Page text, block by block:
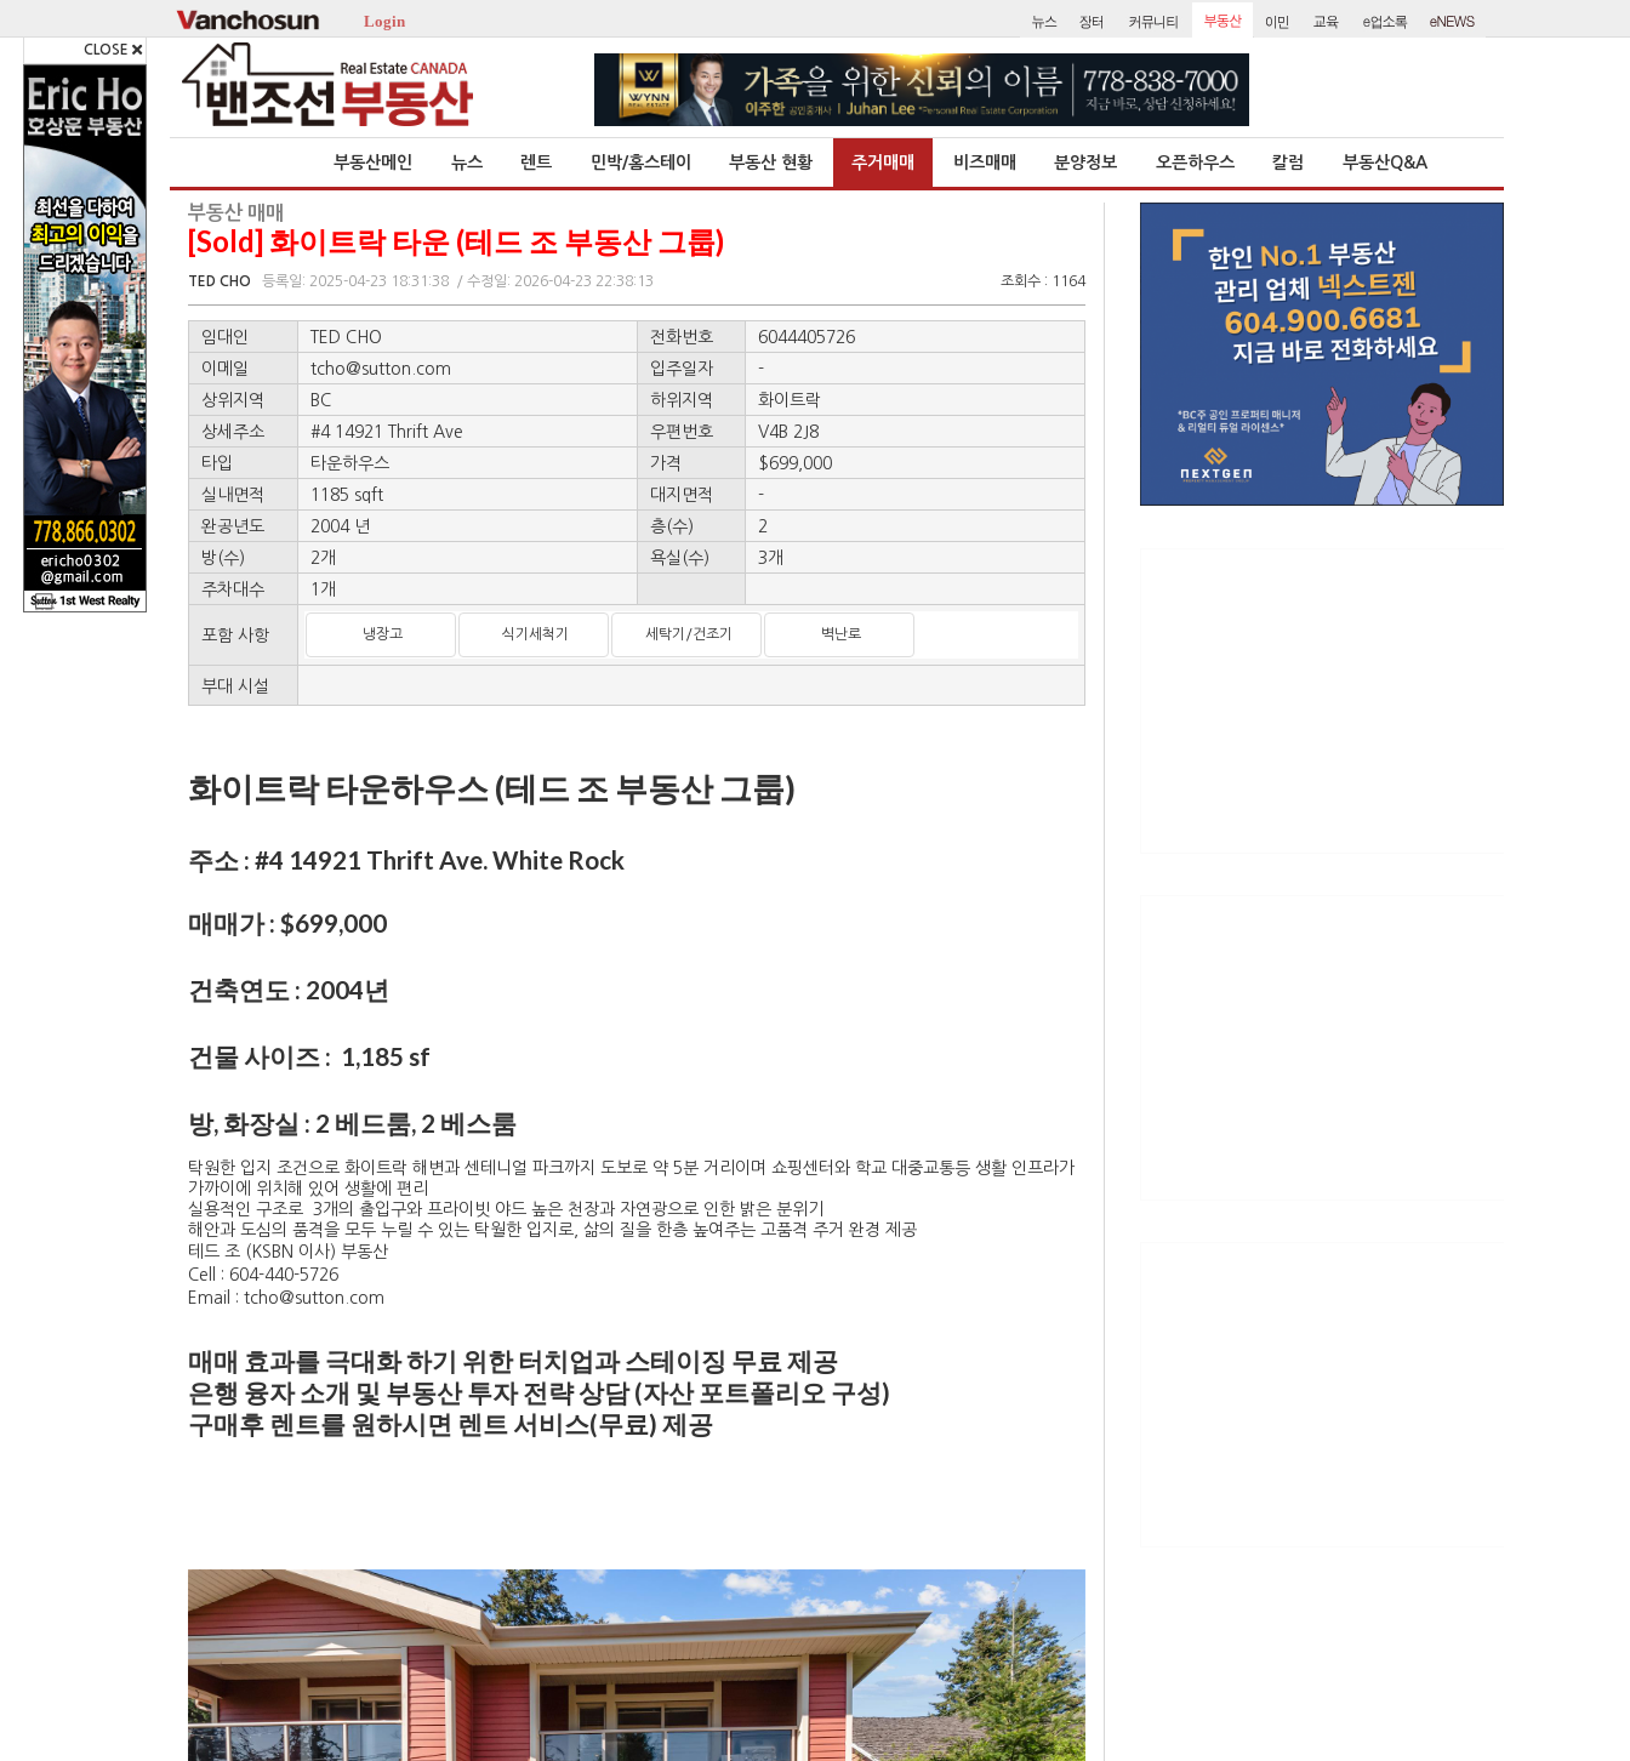
Login
부동산메인 뉴스 렌트 민박/홈스테이 부동산 현황 주거매매 비즈매매 분양정보 오픈하우스 칼럼 부동산Q&A
CLOSE
부동산 매매
[Sold] 화이트락 타운 (테드 조 부동산 그룹)
TED CHO 등록일: 2025-04-23 18:31:38 / 수정일: 2026-04-23 22:38:13 조회수 : 1164
임대인 TED CHO 전화번호
6044405726
이메일
tcho@sutton.com 입주일자
-
상위지역
BC 하위지역
화이트락
상세주소
#4 14921 Thrift Ave 우편번호
V4B 2J8
타입
타운하우스 가격
$699,000
실내면적
1185 sqft 대지면적
-
완공년도
2004 년 층(수)
2
방(수)
2개 욕실(수)
3개
주차대수
1개
포함 사항 냉장고 식기세척기 세탁기/건조기 벽난로
부대 시설
화이트락 타운하우스 (테드 조 부동산 그룹)
주소 : #4 14921 Thrift Ave. White Rock
매매가 : $699,000
건축연도 : 2004년
건물 사이즈 : 1,185 sf
방, 화장실 : 2 베드룸, 2 베스룸
탁원한 입지 조건으로 화이트락 해변과 센테니얼 파크까지 도보로 약 5분 거리이며 쇼핑센터와 학교 대중교통등 생활 인프라가
가까이에 위치해 있어 생활에 편리
실용적인 구조로 3개의 출입구와 프라이빗 야드 높은 천장과 자연광으로 인한 밝은 분위기
해안과 도심의 품격을 모두 누릴 수 있는 탁월한 입지로, 삶의 질을 한층 높여주는 고품격 주거 완경 제공
테드 조 (KSBN 이사) 부동산
Cell : 604-440-5726
Email : tcho@sutton.com
매매 효과를 극대화 하기 위한 터치업과 스테이징 무료 제공
은행 융자 소개 및 부동산 투자 전략 상담 (자산 포트폴리오 구성)
구매후 렌트를 원하시면 렌트 서비스(무료) 제공